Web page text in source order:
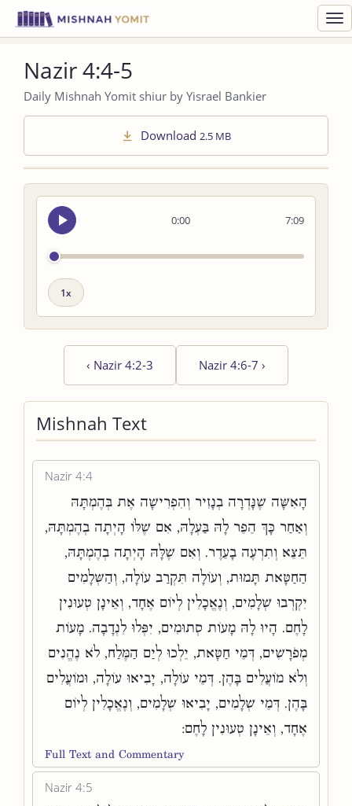
Nazir 4:4-5
Daily Mishnah Yomit shiur by Yisrael Bankier
Download 2.5 MB
0:00
Seek
audio
7:09
Playback
‹ Nazir 4:2-3 Nazir 4:6-7 ›
Mishnah Text
Nazir 4:4
הָאִשָּׁה שֶׁנָּדְרָה בְנָזִיר וְהִפְרִישָׁה אֶת בְּהֶמְתָּהּ
וְאַחַר כָּךְ הֵפֵר לָהּ בַּעְלָהּ, אִם שֶׁלּוֹ הָיְתָה בְהֶמְתָּהּ,
תֵּצֵא וְתִרְעֶה בָעֵדֶר. וְאִם שֶׁלָּהּ הָיְתָה בְהֶמְתָּהּ,
הַחַטָּאת תָּמוּת, וְעוֹלָה תִּקְרַב עוֹלָה, וְהַשְּׁלָמִים
יִקְרְבוּ שְׁלָמִים, וְנֶאֱכָלִין לְיוֹם אֶחָד, וְאֵינָן טְעוּנִין
לָחֶם. הָיוּ לָהּ מָעוֹת סְתוּמִים, יִפְּלוּ לִנְדָבָה. מָעוֹת
מְפֹרָשִׁים, דְּמֵי חַטָּאת, יֵלְכוּ לְיַם הַמֶּלַח, לֹא נֶהֱנִים
וְלֹא מוֹעֲלִים בָּהֶן. דְּמֵי עוֹלָה, יָבִיאוּ עוֹלָה, וּמוֹעֲלִים
בָּהֶן. דְּמֵי שְׁלָמִים, יָבִיאוּ שְׁלָמִים, וְנֶאֱכָלִין לְיוֹם
אֶחָד, וְאֵינָן טְעוּנִין לָחֶם:
Full Text and Commentary
Nazir 4:5